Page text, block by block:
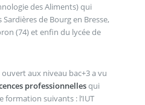
des Aliments) qui
de Bourg en Bresse,
(74) et enfin du lycée de
aux niveau bac+3 a vu
professionnellesqui
formation suivants : l’IUT